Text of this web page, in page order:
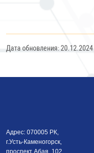
Дата обновления: 20.12.2024
Адрес: 070005 РК,
г.Усть-Каменогорск,
проспект Абая, 102,